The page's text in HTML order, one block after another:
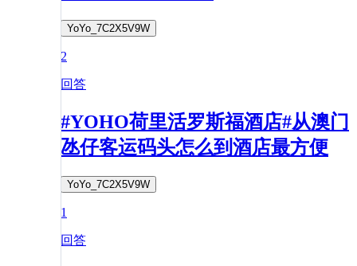
YoYo_7C2X5V9W
2
回答
#YOHO荷里活罗斯福酒店#从澳门
氹仔客运码头怎么到酒店最方便
YoYo_7C2X5V9W
1
回答